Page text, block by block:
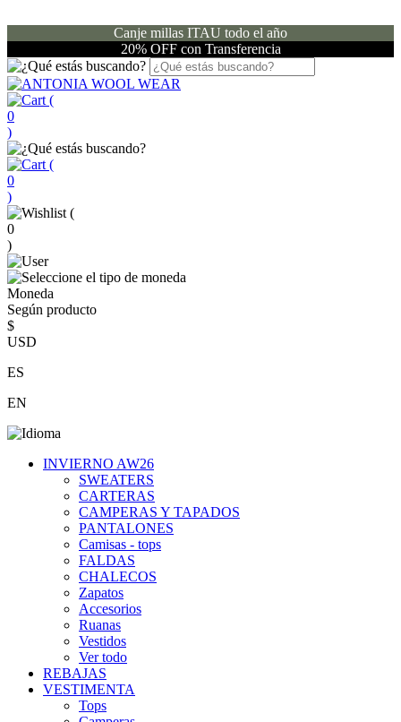
Canje millas ITAU todo el año
20% OFF con Transferencia
(
0
)
(
0
)
(
0
)
Moneda
Según producto
$
USD
ES
EN
INVIERNO AW26
SWEATERS
CARTERAS
CAMPERAS Y TAPADOS
PANTALONES
Camisas - tops
FALDAS
CHALECOS
Zapatos
Accesorios
Ruanas
Vestidos
Ver todo
REBAJAS
VESTIMENTA
Tops